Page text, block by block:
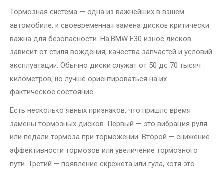
Тормозная система — одна из важнейших в вашем
автомобиле, и своевременная замена дисков критически
важна для безопасности. На BMW F30 износ дисков
зависит от стиля вождения, качества запчастей и условий
эксплуатации. Обычно диски служат от 50 до 70 тысяч
километров, но лучше ориентироваться на их
фактическое состояние.
Есть несколько явных признаков, что пришло время
замены тормозных дисков. Первый — это вибрация руля
или педали тормоза при торможении. Второй — снижение
эффективности тормозов или увеличение тормозного
пути. Третий — появление скрежета или гула, хотя это